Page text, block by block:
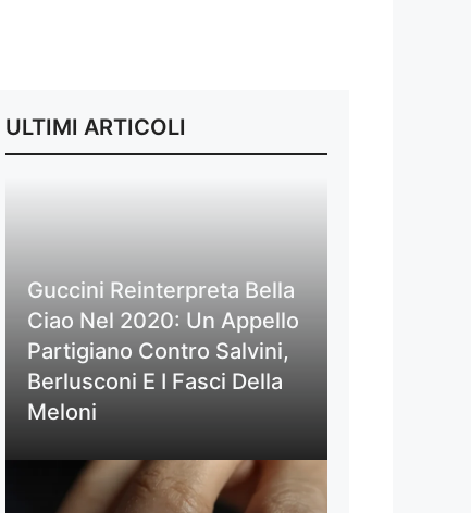
ULTIMI ARTICOLI
Guccini Reinterpreta Bella
Ciao Nel 2020: Un Appello
Partigiano Contro Salvini,
Berlusconi E I Fasci Della
Meloni